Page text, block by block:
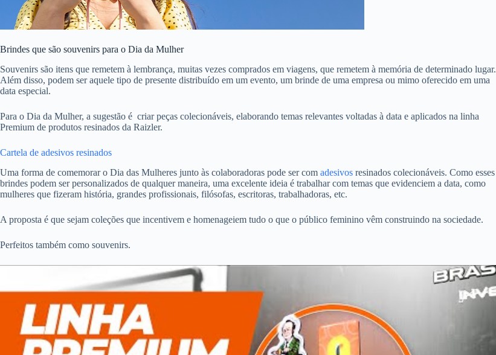
Brindes que são souvenirs para o Dia da Mulher
Souvenirs são itens que remetem à lembrança, muitas vezes comprados em viagens, que remetem à memória de determinado lugar.
Além disso, podem ser aquele tipo de presente distribuído em um evento, um brinde de uma empresa ou mimo oferecido em uma
data especial.
Para o Dia da Mulher, a sugestão é criar peças colecionáveis, elaborando temas relevantes voltadas à data e aplicados na linha
Premium de produtos resinados da Raizler.
Cartela de adesivos resinados
Uma forma de comemorar o Dia das Mulheres junto às colaboradoras pode ser com adesivos resinados colecionáveis. Como esses
brindes podem ser personalizados de qualquer maneira, uma excelente ideia é trabalhar com temas que evidenciem a data, como
mulheres que fizeram história, grandes profissionais, filósofas, escritoras, trabalhadoras, etc.
A proposta é que sejam coleções que incentivem e homenageiem tudo o que o público feminino vêm construindo na sociedade.
Perfeitos também como souvenirs.